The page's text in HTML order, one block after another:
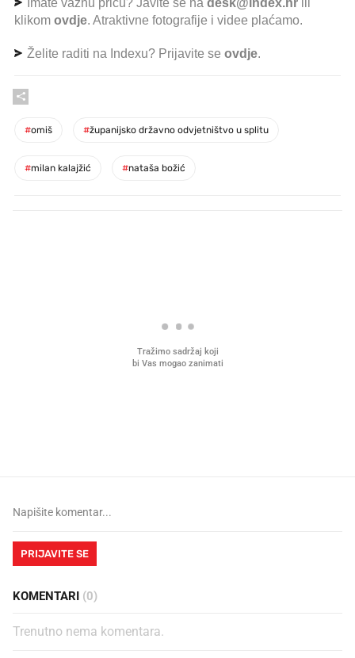
klikom ovdje. Atraktivne fotografije i videe plaćamo.
Želite raditi na Indexu? Prijavite se ovdje.
#omiš #županijsko državno odvjetništvo u splitu
#milan kalajžić #nataša božić
PRIJAVITE SE
KOMENTARI (0)
Trenutno nema komentara.